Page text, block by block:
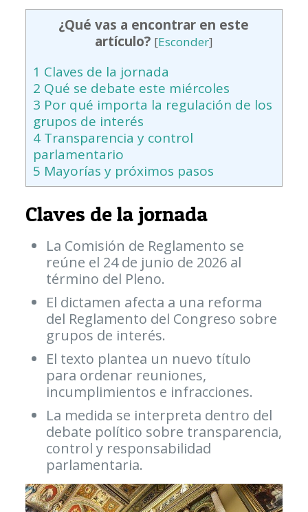
¿Qué vas a encontrar en este
artículo? [Esconder]
1 Claves de la jornada
2 Qué se debate este miércoles
3 Por qué importa la regulación de los
grupos de interés
4Transparencia y control
parlamentario
5 Mayorías y próximos pasos
Claves de la jornada
La Comisión de Reglamento se
reúne el 24 de junio de 2026 al
término del Pleno.
El dictamen afecta a una reforma
del Reglamento del Congreso sobre
grupos de interés.
El texto plantea un nuevo título
para ordenar reuniones,
incumplimientos e infracciones.
La medida se interpreta dentro del
debate político sobre transparencia,
control y responsabilidad
parlamentaria.